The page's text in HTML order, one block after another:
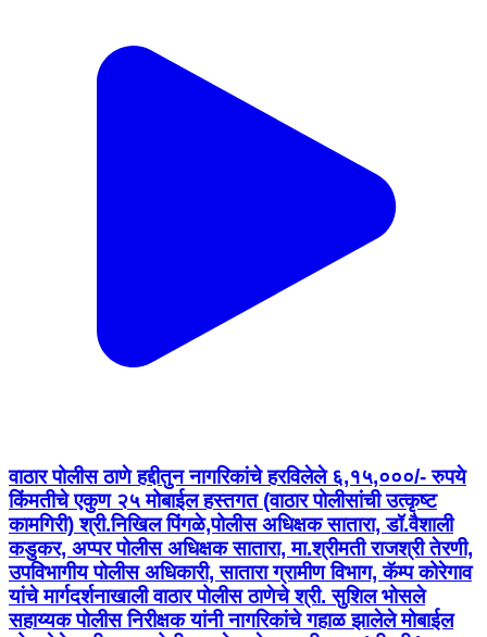
वाठार पोलीस ठाणे हद्दीतुन नागरिकांचे हरविलेले ६,१५,०००/- रुपये
किंमतीचे एकुण २५ मोबाईल हस्तगत (वाठार पोलीसांची उत्कृष्ट
कामगिरी) श्री.निखिल पिंगळे,पोलीस अधिक्षक सातारा, डॉ.वैशाली
कडुकर, अप्पर पोलीस अधिक्षक सातारा, मा.श्रीमती राजश्री तेरणी,
उपविभागीय पोलीस अधिकारी, सातारा ग्रामीण विभाग, कॅम्प कोरेगाव
यांचे मार्गदर्शनाखाली वाठार पोलीस ठाणेचे श्री. सुशिल भोसले
सहाय्यक पोलीस निरीक्षक यांनी नागरिकांचे गहाळ झालेले मोबाईल